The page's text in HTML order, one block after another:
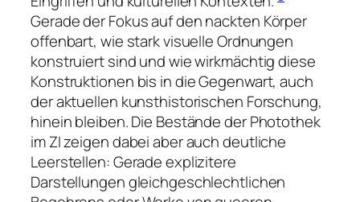
Gerade der Fokus auf den nackten Körper
offenbart, wie stark visuelle Ordnungen
konstruiert sind und wie wirkmächtig diese
Konstruktionen bis in die Gegenwart, auch
der aktuellen kunsthistorischen Forschung,
hinein bleiben. Die Bestände der Photothek
im ZI zeigen dabei aber auch deutliche
Leerstellen: Gerade explizitere
Darstellungen gleichgeschlechtlichen